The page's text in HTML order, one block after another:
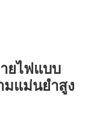
ยไฟแบบ
มแม่นยำสูง